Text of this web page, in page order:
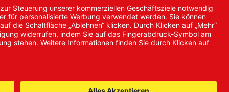
© 2024 Promed
Vertriebsgesellschaft mbH | Alle